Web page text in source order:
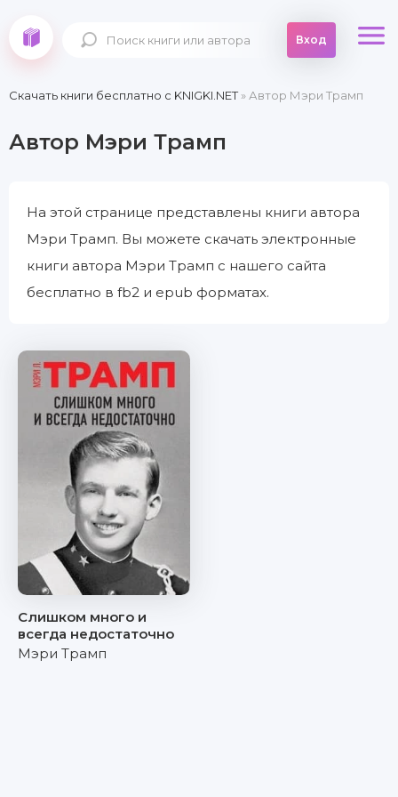
Вход
Скачать книги бесплатно c KNIGKI.NET» Автор Мэри Трамп
Автор Мэри Трамп
На этой странице представлены книги автора
Мэри Трамп. Вы можете скачать электронные
книги автора Мэри Трамп с нашего сайта
бесплатно в fb2 и epub форматах.
Слишком много и
всегда недостаточно
Мэри Трамп